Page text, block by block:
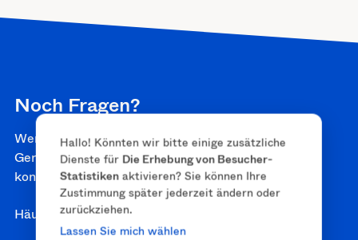
Noch Fragen?
Werfen Sie einen Blick in unser umfangreiches FAQ.
Gerne können Sie uns bei Fragen auch persönlich
kontaktieren. Wir nehmen uns gerne Zeit für Sie.
Häufige Fragen
Hallo! Könnten wir bitte einige zusätzliche
Dienste für Die Erhebung von Besucher-
Statistikenaktivieren? Sie können Ihre
Zustimmung später jederzeit ändern oder
zurückziehen.
Lassen Sie mich wählen